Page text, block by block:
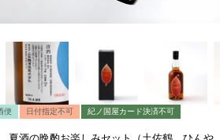
便 日付指定不可
紀ノ国屋カード決済不可